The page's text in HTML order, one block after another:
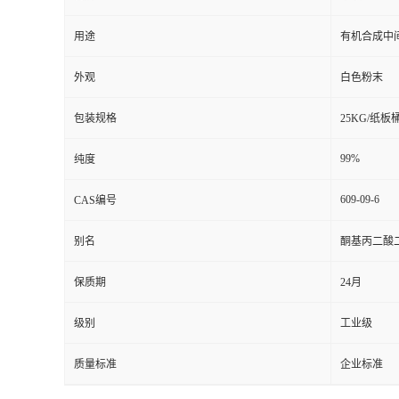
用途 有机合成中
外观 白色粉末
包装规格 25KG/纸板
纯度 99%
CAS编号 609-09-6
别名 酮基丙二酸
保质期 24月
级别 工业级
质量标准 企业标准